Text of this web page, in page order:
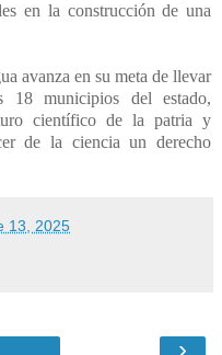
en la construcción de una
avanza en su meta de llevar
municipios del estado,
científico de la patria y
de la ciencia un derecho
13, 2025